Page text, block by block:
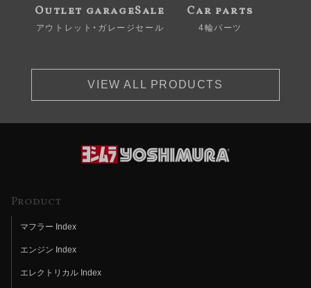
Outlet garageSale
アウトレット・ガレージセール
Car parts
4輪パーツ
VIEW ALL PRODUCTS
Product
マフラー Index
エンジン Index
エレクトリカル Index